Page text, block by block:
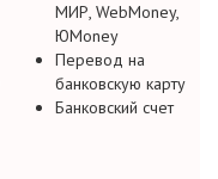
МИР, WebMoney,
ЮMoney
Перевод на
банковскую карту
Банковский счет